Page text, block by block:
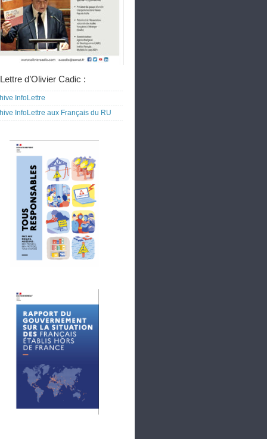
d’Olivier Cadic :
InfoLettre
InfoLettre aux Français du RU